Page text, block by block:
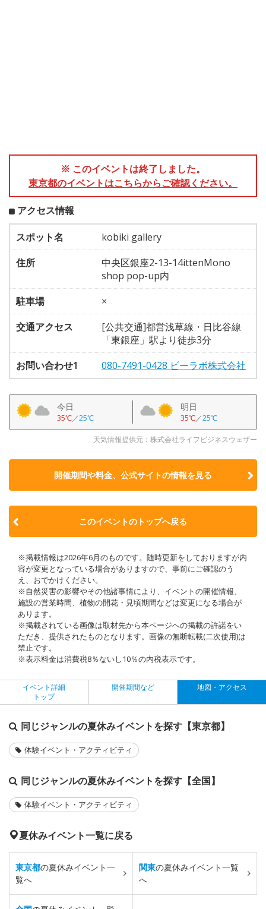
※ このイベントは終了しました。
東京都のイベントはこちらからご確認ください。
アクセス情報
スポット名
kobiki gallery
住所
中央区銀座2-13-14ittenMono
shop pop-up内
駐車場
×
交通アクセス
[公共交通]都営浅草線・日比谷線
「東銀座」駅より徒歩3分
お問い合わせ1
080-7491-0428 ビーラボ株式会社
今日
35℃／25℃
明日
35℃／25℃
天気情報提供元：株式会社ライフビジネスウェザー
開催期間や料金、公式サイトの情報を見る
このイベントのトップへ戻る
※掲載情報は2026年6月のものです。随時更新をしておりますが内
容が変更となっている場合がありますので、事前にご確認のう
え、おでかけください。
※自然災害の影響やその他諸事情により、イベントの開催情報、
施設の営業時間、植物の開花・見頃期間などは変更になる場合が
あります。
※掲載されている画像は取材先から本ページへの掲載の許諾をい
ただき、提供されたものとなります。画像の無断転載(二次使用)は
禁止です。
※表示料金は消費税8％ないし10％の内税表示です。
イベント詳細
トップ
開催期間など 地図・アクセス
同じジャンルの夏休みイベントを探す【東京都】
体験イベント・アクティビティ
同じジャンルの夏休みイベントを探す【全国】
体験イベント・アクティビティ
夏休みイベント一覧に戻る
東京都の夏休みイベント一
覧へ
関東の夏休みイベント一覧
へ